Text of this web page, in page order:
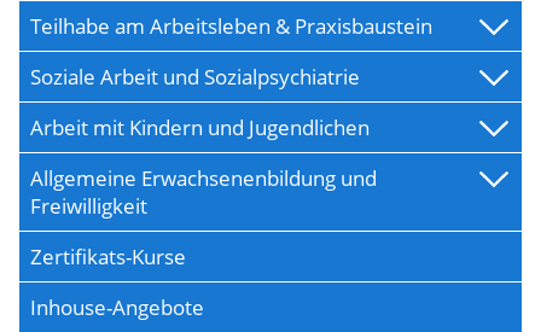
Teilhabe am Arbeitsleben & Praxisbaustein
Soziale Arbeit und Sozialpsychiatrie
Arbeit mit Kindern und Jugendlichen
Allgemeine Erwachsenenbildung und
Freiwilligkeit
Zertifikats-Kurse
Inhouse-Angebote